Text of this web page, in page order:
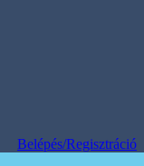
Belépés/Regisztráció